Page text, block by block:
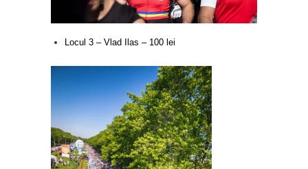
Locul 3 – Vlad Ilas – 100 lei